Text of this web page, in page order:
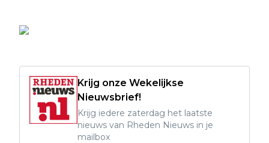
Krijg onze Wekelijkse
Nieuwsbrief!
Krijg iedere zaterdag het laatste
nieuws van Rheden Nieuws in je
mailbox